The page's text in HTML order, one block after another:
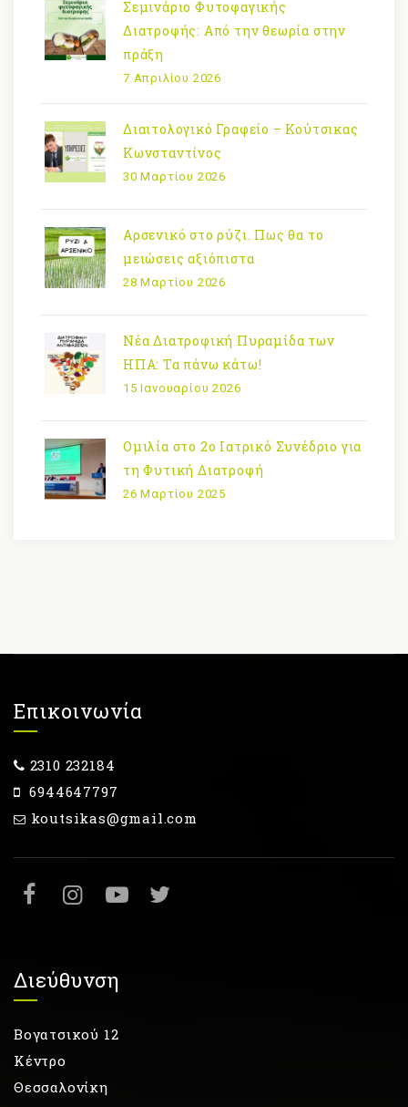
Σεμινάριο Φυτοφαγικής
Διατροφής: Από την θεωρία στην
πράξη
7 Απριλίου 2026
Διαιτολογικό Γραφείο – Κούτσικας
Κωνσταντίνος
30 Μαρτίου 2026
Αρσενικό στο ρύζι. Πως θα το
μειώσεις αξιόπιστα
28 Μαρτίου 2026
Νέα Διατροφική Πυραμίδα των
ΗΠΑ: Τα πάνω κάτω!
15 Ιανουαρίου 2026
Ομιλία στο 2ο Ιατρικό Συνέδριο για
τη Φυτική Διατροφή
26 Μαρτίου 2025
Επικοινωνία
2310 232184
6944647797
koutsikas@gmail.com
Διεύθυνση
Βογατσικού 12
Κέντρο
Θεσσαλονίκη